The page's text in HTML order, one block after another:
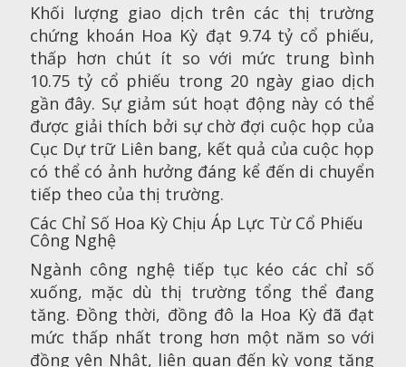
Khối lượng giao dịch trên các thị trường
chứng khoán Hoa Kỳ đạt 9.74 tỷ cổ phiếu,
thấp hơn chút ít so với mức trung bình
10.75 tỷ cổ phiếu trong 20 ngày giao dịch
gần đây. Sự giảm sút hoạt động này có thể
được giải thích bởi sự chờ đợi cuộc họp của
Cục Dự trữ Liên bang, kết quả của cuộc họp
có thể có ảnh hưởng đáng kể đến di chuyển
tiếp theo của thị trường.
Các Chỉ Số Hoa Kỳ Chịu Áp Lực Từ Cổ Phiếu
Công Nghệ
Ngành công nghệ tiếp tục kéo các chỉ số
xuống, mặc dù thị trường tổng thể đang
tăng. Đồng thời, đồng đô la Hoa Kỳ đã đạt
mức thấp nhất trong hơn một năm so với
đồng yên Nhật, liên quan đến kỳ vọng tăng